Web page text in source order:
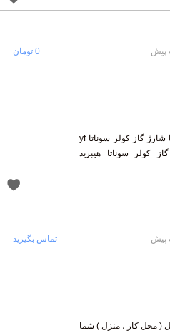
شارژ گاز و تعمیر کولر هیوندا سوناتا شارژ گاز کولر سوناتا yf
شارژ گاز کولر سوناتا Lf شارژ گاز کولر سوناتا هیبرید
0 تومان
( محل کار ، منزل ) شما
وقت با ما در تماس
تماس بگیرید